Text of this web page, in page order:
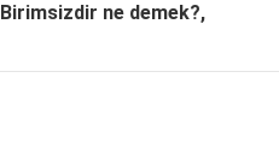
ne demek?,